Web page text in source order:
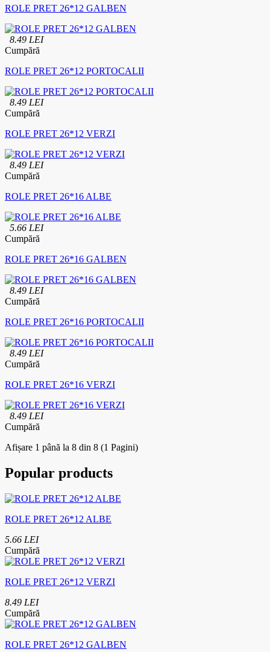
ROLE PRET 26*12 GALBEN
8.49 LEI
Cumpără
ROLE PRET 26*12 PORTOCALII
8.49 LEI
Cumpără
ROLE PRET 26*12 VERZI
8.49 LEI
Cumpără
ROLE PRET 26*16 ALBE
5.66 LEI
Cumpără
ROLE PRET 26*16 GALBEN
8.49 LEI
Cumpără
ROLE PRET 26*16 PORTOCALII
8.49 LEI
Cumpără
ROLE PRET 26*16 VERZI
8.49 LEI
Cumpără
Afișare 1 până la 8 din 8 (1 Pagini)
Popular products
ROLE PRET 26*12 ALBE
5.66 LEI
Cumpără
ROLE PRET 26*12 VERZI
8.49 LEI
Cumpără
ROLE PRET 26*12 GALBEN